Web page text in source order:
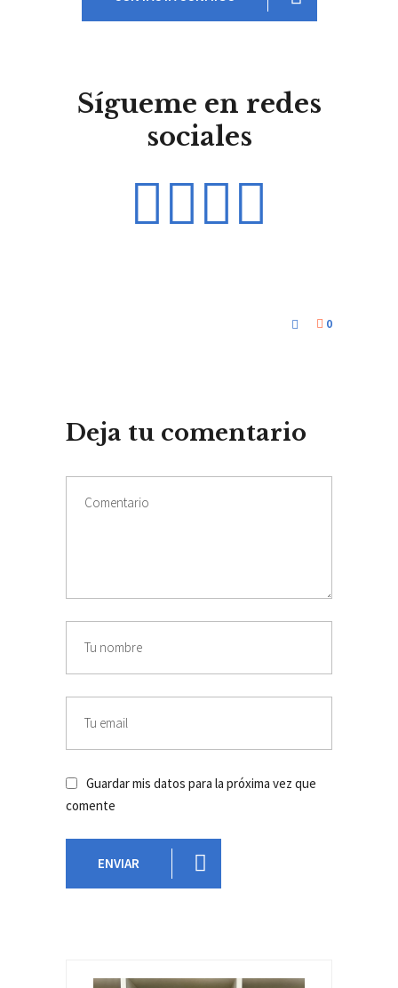
Sígueme en redes
sociales
0
Deja tu comentario
Guardar mis datos para la próxima vez que
comente
ENVIAR